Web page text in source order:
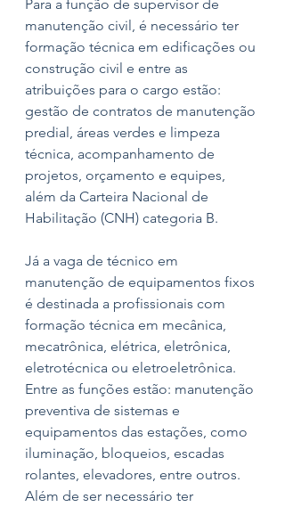
Para a função de supervisor de
manutenção civil, é necessário ter
formação técnica em edificações ou
construção civil e entre as
atribuições para o cargo estão:
gestão de contratos de manutenção
predial, áreas verdes e limpeza
técnica, acompanhamento de
projetos, orçamento e equipes,
além da Carteira Nacional de
Habilitação (CNH) categoria B.
Já a vaga de técnico em
manutenção de equipamentos fixos
é destinada a profissionais com
formação técnica em mecânica,
mecatrônica, elétrica, eletrônica,
eletrotécnica ou eletroeletrônica.
Entre as funções estão: manutenção
preventiva de sistemas e
equipamentos das estações, como
iluminação, bloqueios, escadas
rolantes, elevadores, entre outros.
Além de ser necessário ter